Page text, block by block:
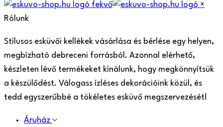
×
Rólunk
Stílusos esküvői kellékek vásárlása és bérlése egy helyen,
megbízható debreceni forrásból. Azonnal elérhető,
készleten lévő termékeket kínálunk, hogy megkönnyítsük
a készülődést. Válogass ízléses dekorációink közül, és
tedd egyszerűbbé a tökéletes esküvő megszervezését!
Áruház